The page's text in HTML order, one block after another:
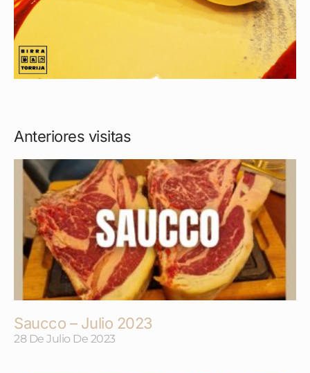
Anteriores visitas
Saucco – Julio 2023
28 De Julio De 2023